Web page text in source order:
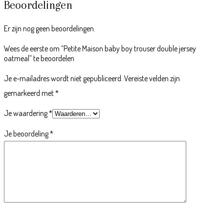
Beoordelingen
Er zijn nog geen beoordelingen.
Wees de eerste om “Petite Maison baby boy trouser double jersey
oatmeal” te beoordelen
Je e-mailadres wordt niet gepubliceerd. Vereiste velden zijn
gemarkeerd met*
Je waardering*
Je beoordeling*